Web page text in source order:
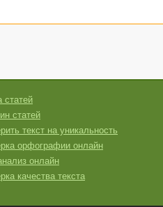
статей
статей
текст на уникальность
орфографии онлайн
онлайн
качества текста